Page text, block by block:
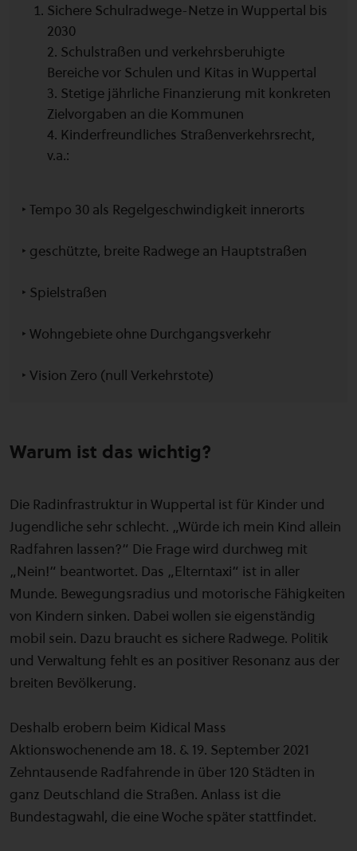
Sichere Schulradwege-Netze in Wuppertal bis
2030
2. Schulstraßen und verkehrsberuhigte
Bereiche vor Schulen und Kitas in Wuppertal
3. Stetige jährliche Finanzierung mit konkreten
Zielvorgaben an die Kommunen
4. Kinderfreundliches Straßenverkehrsrecht,
v.a.:
‣ Tempo 30 als Regelgeschwindigkeit innerorts
‣ geschützte, breite Radwege an Hauptstraßen
‣ Spielstraßen
‣ Wohngebiete ohne Durchgangsverkehr
‣ Vision Zero (null Verkehrstote)
Warum ist das wichtig?
Die Radinfrastruktur in Wuppertal ist für Kinder und
Jugendliche sehr schlecht. „Würde ich mein Kind allein
Radfahren lassen?“ Die Frage wird durchweg mit
„Nein!“ beantwortet. Das „Elterntaxi“ ist in aller
Munde. Bewegungsradius und motorische Fähigkeiten
von Kindern sinken. Dabei wollen sie eigenständig
mobil sein. Dazu braucht es sichere Radwege. Politik
und Verwaltung fehlt es an positiver Resonanz aus der
breiten Bevölkerung.
Deshalb erobern beim Kidical Mass
Aktionswochenende am 18. & 19. September 2021
Zehntausende Radfahrende in über 120 Städten in
ganz Deutschland die Straßen. Anlass ist die
Bundestagwahl, die eine Woche später stattfindet.